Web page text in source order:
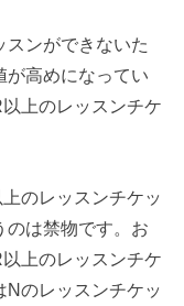
スンができないた
が高めになってい
上のレッスンチケ
のレッスンチケッ
のは禁物です。お
上のレッスンチケ
Nのレッスンチケッ